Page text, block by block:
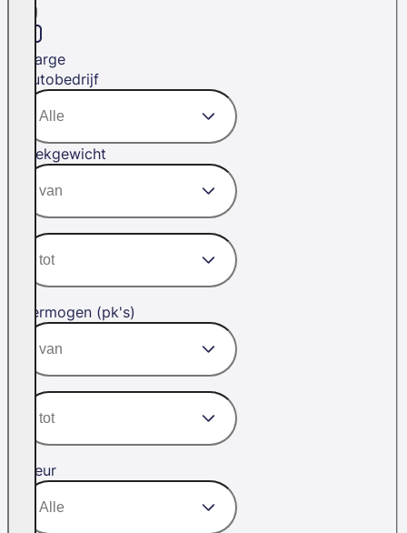
Marge
Autobedrijf
Trekgewicht
Vermogen (pk's)
Kleur